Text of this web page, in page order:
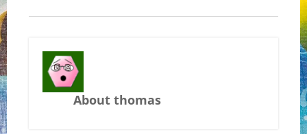
About thomas